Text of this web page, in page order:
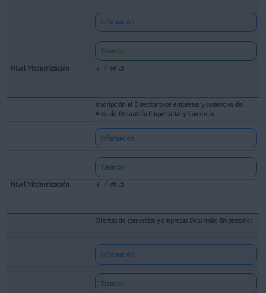
Información
Tramitar
Inscripción al Directorio de empresas y comercios del
Área de Desarrollo Empresarial y Comercio
Información
Tramitar
Ofertas de comercios y empresas Desarrollo Empresarial
Información
Tramitar